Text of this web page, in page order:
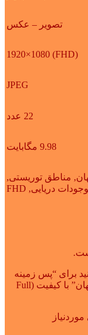
تصویر – عکس
(FHD) 1920×1080
JPEG
22 عدد
9.98 مگابایت
, مناطق توریستی,
دریایی,
FHD
برای “پس زمینه
مخصوص دسکتاپ با تصاویر “مناطق دیدنی جهان” با کیفیت (Full